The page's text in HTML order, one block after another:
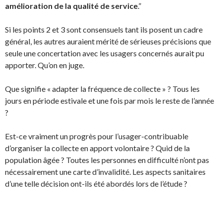
amélioration de la qualité de service.”
Si les points 2 et 3 sont consensuels tant ils posent un cadre
général, les autres auraient mérité de sérieuses précisions que
seule une concertation avec les usagers concernés aurait pu
apporter. Qu’on en juge.
Que signifie « adapter la fréquence de collecte » ? Tous les
jours en période estivale et une fois par mois le reste de l’année
?
Est-ce vraiment un progrès pour l’usager-contribuable
d’organiser la collecte en apport volontaire ? Quid de la
population âgée ? Toutes les personnes en difficulté n’ont pas
nécessairement une carte d’invalidité. Les aspects sanitaires
d’une telle décision ont-ils été abordés lors de l’étude ?